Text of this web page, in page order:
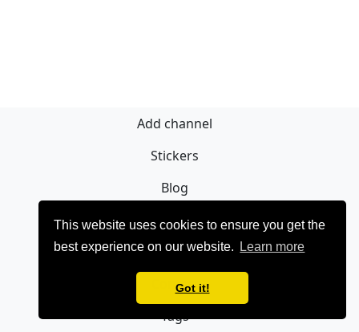
This website uses cookies to ensure you get the
best experience on our website.
Learn more
Got it!
Add channel
Stickers
Blog
Sign Up
Privacy policy
Contact
Tags